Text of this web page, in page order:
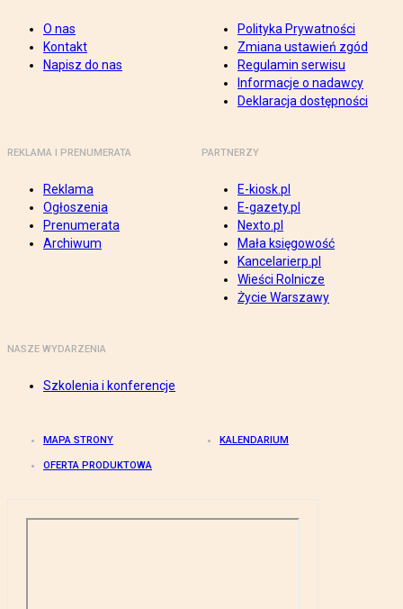
O nas
Kontakt
Napisz do nas
Polityka Prywatności
Zmiana ustawień zgód
Regulamin serwisu
Informacje o nadawcy
Deklaracja dostępności
REKLAMA I PRENUMERATA
Reklama
Ogłoszenia
Prenumerata
Archiwum
PARTNERZY
E-kiosk.pl
E-gazety.pl
Nexto.pl
Mała księgowość
Kancelarierp.pl
Wieści Rolnicze
Życie Warszawy
NASZE WYDARZENIA
Szkolenia i konferencje
MAPA STRONY KALENDARIUM
OFERTA PRODUKTOWA